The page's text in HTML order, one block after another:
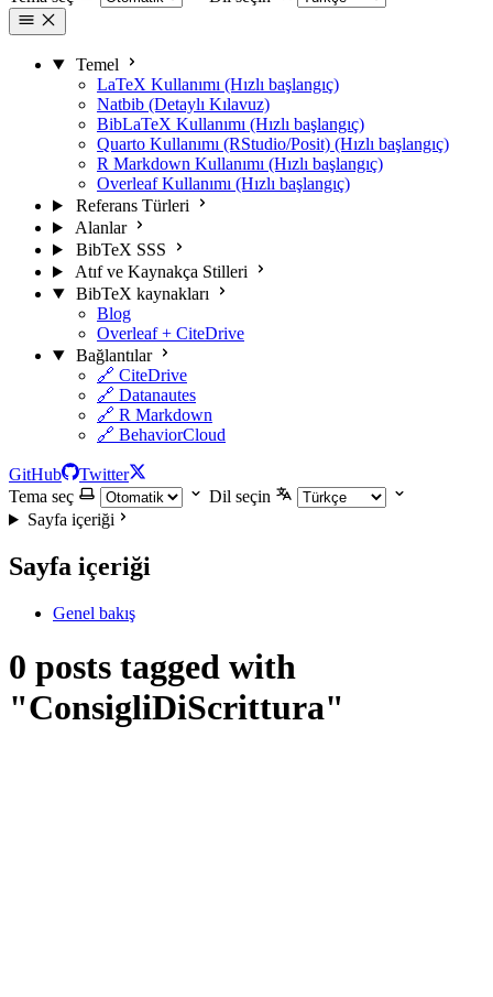
Temel
LaTeX Kullanımı (Hızlı başlangıç)
Natbib (Detaylı Kılavuz)
BibLaTeX Kullanımı (Hızlı başlangıç)
Quarto Kullanımı (RStudio/Posit) (Hızlı başlangıç)
R Markdown Kullanımı (Hızlı başlangıç)
Overleaf Kullanımı (Hızlı başlangıç)
Referans Türleri
Alanlar
BibTeX SSS
Atıf ve Kaynakça Stilleri
BibTeX kaynakları
Blog
Overleaf + CiteDrive
Bağlantılar
🔗 CiteDrive
🔗 Datanautes
🔗 R Markdown
🔗 BehaviorCloud
GitHub
Twitter
Tema seç
Dil seçin
Sayfa içeriği
Sayfa içeriği
Genel bakış
0 posts tagged with
"ConsigliDiScrittura"